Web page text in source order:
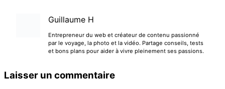
Guillaume H
Entrepreneur du web et créateur de contenu passionné
par le voyage, la photo et la vidéo. Partage conseils, tests
et bons plans pour aider à vivre pleinement ses passions.
Laisser un commentaire